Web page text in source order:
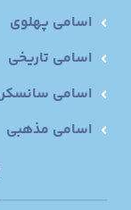
اسامی پهلوی
اسامی تاریخی
اسامی
اسامی مذهبی